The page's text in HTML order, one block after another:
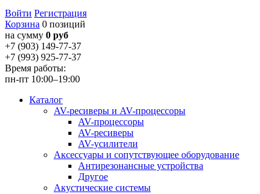
Войти Регистрация
Корзина 0 позиций
на сумму 0 руб
+7 (903) 149-77-37
+7 (993) 925-77-37
Время работы:
пн-пт 10:00–19:00
Каталог
AV-ресиверы и AV-процессоры
AV-процессоры
AV-ресиверы
AV-усилители
Аксессуары и сопутствующее оборудование
Антирезонансные устройства
Другое
Акустические системы